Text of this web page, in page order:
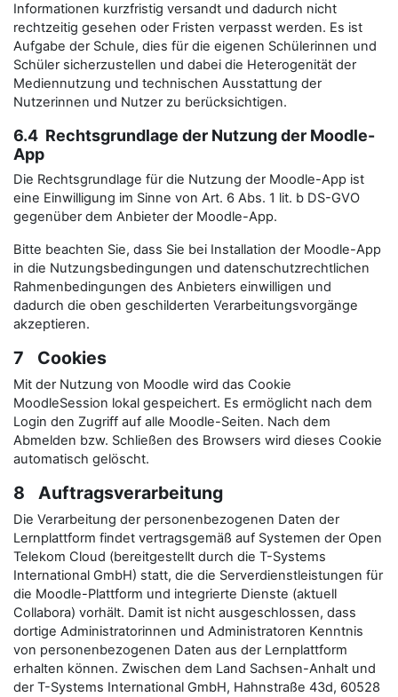
Informationen kurzfristig versandt und dadurch nicht
rechtzeitig gesehen oder Fristen verpasst werden. Es ist
Aufgabe der Schule, dies für die eigenen Schülerinnen und
Schüler sicherzustellen und dabei die Heterogenität der
Mediennutzung und technischen Ausstattung der
Nutzerinnen und Nutzer zu berücksichtigen.
6.4 Rechtsgrundlage der Nutzung der Moodle-
App
Die Rechtsgrundlage für die Nutzung der Moodle-App ist
eine Einwilligung im Sinne von Art. 6 Abs. 1 lit. b DS-GVO
gegenüber dem Anbieter der Moodle-App.
Bitte beachten Sie, dass Sie bei Installation der Moodle-App
in die Nutzungsbedingungen und datenschutzrechtlichen
Rahmenbedingungen des Anbieters einwilligen und
dadurch die oben geschilderten Verarbeitungsvorgänge
akzeptieren.
7 Cookies
Mit der Nutzung von Moodle wird das Cookie
MoodleSession lokal gespeichert. Es ermöglicht nach dem
Login den Zugriff auf alle Moodle-Seiten. Nach dem
Abmelden bzw. Schließen des Browsers wird dieses Cookie
automatisch gelöscht.
8 Auftragsverarbeitung
Die Verarbeitung der personenbezogenen Daten der
Lernplattform findet vertragsgemäß auf Systemen der Open
Telekom Cloud (bereitgestellt durch die T-Systems
International GmbH) statt, die die Serverdienstleistungen für
die Moodle-Plattform und integrierte Dienste (aktuell
Collabora) vorhält. Damit ist nicht ausgeschlossen, dass
dortige Administratorinnen und Administratoren Kenntnis
von personenbezogenen Daten aus der Lernplattform
erhalten können. Zwischen dem Land Sachsen-Anhalt und
der T-Systems International GmbH, Hahnstraße 43d, 60528